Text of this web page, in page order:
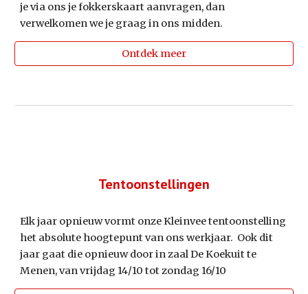
je via ons je fokkerskaart aanvragen, dan
verwelkomen we je graag in ons midden.
Ontdek meer
Tentoonstellingen
Elk jaar opnieuw vormt onze Kleinvee tentoonstelling
het absolute hoogtepunt van ons werkjaar. Ook dit
jaar gaat die opnieuw door in zaal De Koekuit te
Menen, van vrijdag 14/10 tot zondag 16/10